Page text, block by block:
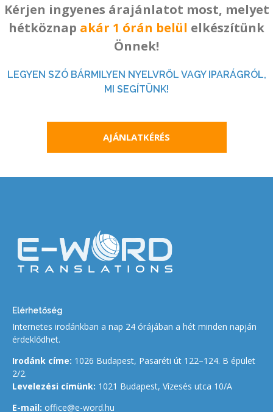
​Kérjen ingyenes árajánlatot most, melyet
hétköznap akár 1 órán belül elkészítünk
Önnek!
LEGYEN SZÓ BÁRMILYEN NYELVRŐL VAGY IPARÁGRÓL,
MI SEGÍTÜNK!
AJÁNLATKÉRÉS
Elérhetőség
Internetes irodánkban a nap 24 órájában a hét minden napján
érdeklődhet.
Irodánk címe: 1026 Budapest, Pasaréti út 122–124. B épület
2/2.
Levelezési címünk: 1021 Budapest, Vízesés utca 10/A
E-mail: office@e-word.hu